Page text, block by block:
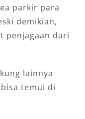
parkir para
demikian,
penjagaan dari
lainnya
temui di